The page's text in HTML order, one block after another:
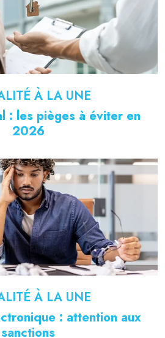
À LA UNE
: les pièges à éviter en
2026
À LA UNE
: attention aux
sanctions